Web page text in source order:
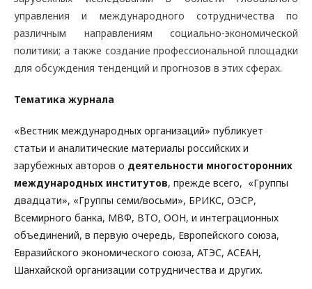
управления и международного сотрудничества по
различным направлениям социально-экономической
политики; а также создание профессиональной площадки
для обсуждения тенденций и прогнозов в этих сферах.
Тематика журнала
«Вестник международных организаций» публикует
статьи и аналитические материалы российских и
зарубежных авторов о деятельности многосторонних
международных институтов, прежде всего, «Группы
двадцати», «Группы семи/восьми», БРИКС, ОЭСР,
Всемирного банка, МВФ, ВТО, ООН, и интеграционных
объединений, в первую очередь, Европейского союза,
Евразийского экономического союза, АТЭС, АСЕАН,
Шанхайской организации сотрудничества и других.